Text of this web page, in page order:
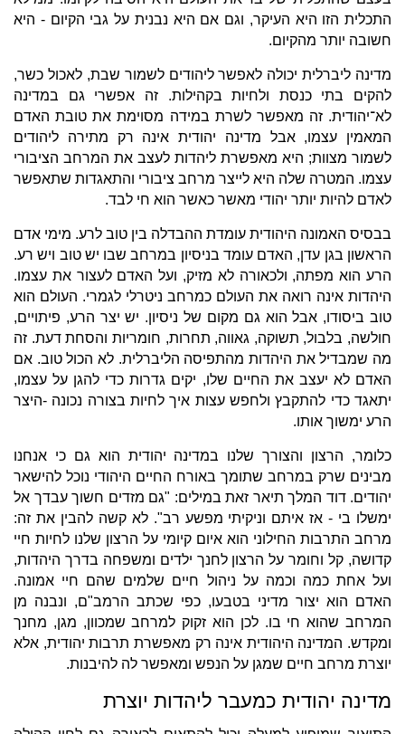
התכלית הזו היא העיקר, וגם אם היא נבנית על גבי הקיום - היא
חשובה יותר מהקיום.
מדינה ליברלית יכולה לאפשר ליהודים לשמור שבת, לאכול כשר,
להקים בתי כנסת ולחיות בקהילות. זה אפשרי גם במדינה
לא־יהודית. זה מאפשר לשרת במידה מסוימת את טובת האדם
המאמין עצמו, אבל מדינה יהודית אינה רק מתירה ליהודים
לשמור מצוות; היא מאפשרת ליהדות לעצב את המרחב הציבורי
עצמו. המטרה שלה היא לייצר מרחב ציבורי והתאגדות שתאפשר
לאדם להיות יותר יהודי מאשר כאשר הוא חי לבד.
בבסיס האמונה היהודית עומדת ההבדלה בין טוב לרע. מימי אדם
הראשון בגן עדן, האדם עומד בניסיון במרחב שבו יש טוב ויש רע.
הרע הוא מפתה, ולכאורה לא מזיק, ועל האדם לעצור את עצמו.
היהדות אינה רואה את העולם כמרחב ניטרלי לגמרי. העולם הוא
טוב ביסודו, אבל הוא גם מקום של ניסיון. יש יצר הרע, פיתויים,
חולשה, בלבול, תשוקה, גאווה, תחרות, חומריות והסחת דעת. זה
מה שמבדיל את היהדות מהתפיסה הליברלית. לא הכול טוב. אם
האדם לא יעצב את החיים שלו, יקים גדרות כדי להגן על עצמו,
יתאגד כדי להתקבץ ולחפש עצות איך לחיות בצורה נכונה -היצר
הרע ימשוך אותו.
כלומר, הרצון והצורך שלנו במדינה יהודית הוא גם כי אנחנו
מבינים שרק במרחב שתומך באורח החיים היהודי נוכל להישאר
יהודים. דוד המלך תיאר זאת במילים: "גם מזדים חשוך עבדך אל
ימשלו בי - אז איתם וניקיתי מפשע רב". לא קשה להבין את זה:
מרחב התרבות החילוני הוא איום קיומי על הרצון שלנו לחיות חיי
קדושה, קל וחומר על הרצון לחנך ילדים ומשפחה בדרך היהדות,
ועל אחת כמה וכמה על ניהול חיים שלמים שהם חיי אמונה.
האדם הוא יצור מדיני בטבעו, כפי שכתב הרמב"ם, ונבנה מן
המרחב שהוא חי בו. לכן הוא זקוק למרחב שמכוון, מגן, מחנך
ומקדש. המדינה היהודית אינה רק מאפשרת תרבות יהודית, אלא
יוצרת מרחב חיים שמגן על הנפש ומאפשר לה להיבנות.
מדינה יהודית כמעבר ליהדות יוצרת